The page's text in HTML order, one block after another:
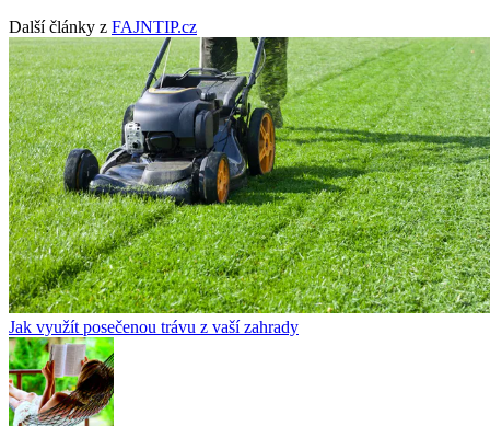
Další články z FAJNTIP.cz
Jak využít posečenou trávu z vaší zahrady